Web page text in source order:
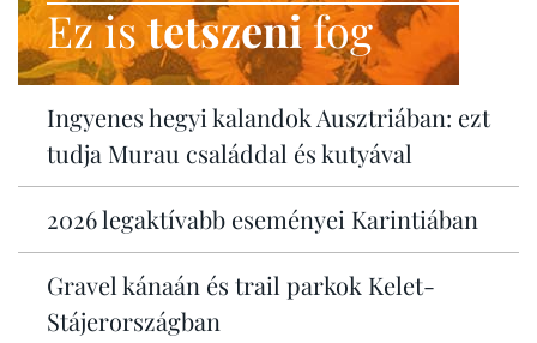
Ez istetszenifog
Ingyenes hegyi kalandok Ausztriában: ezt
tudja Murau családdal és kutyával
2026 legaktívabb eseményei Karintiában
Gravel kánaán és trail parkok Kelet-
Stájerországban